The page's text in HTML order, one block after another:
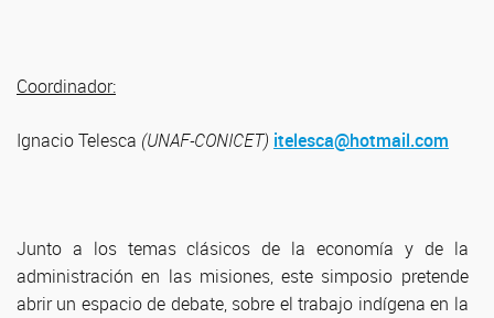
Coordinador:
Ignacio Telesca (UNAF-CONICET) itelesca@hotmail.com
Junto a los temas clásicos de la economía y de la
administración en las misiones, este simposio pretende
abrir un espacio de debate, sobre el trabajo indígena en la